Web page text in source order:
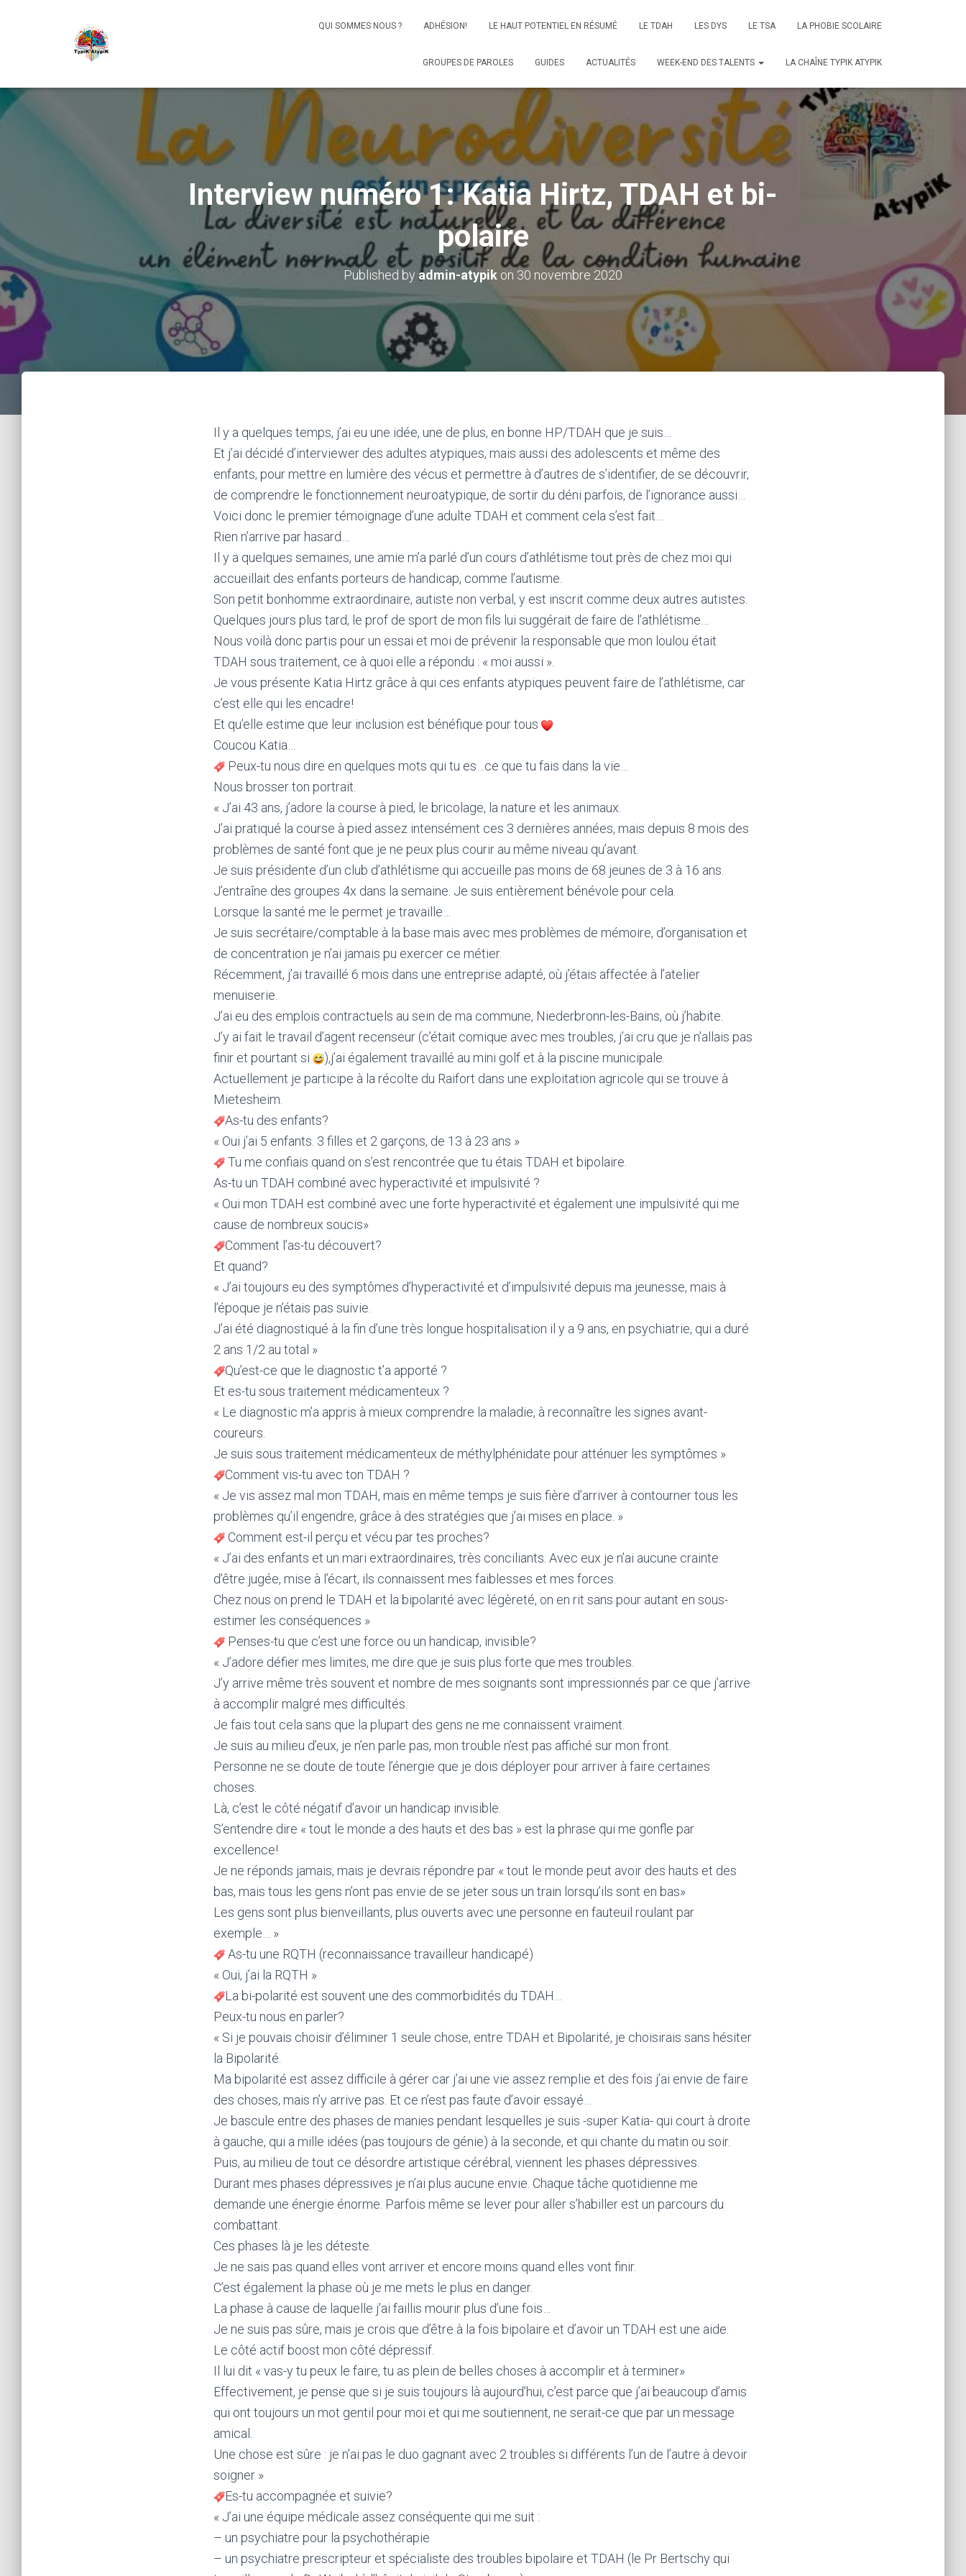
QUI SOMMES NOUS ? ADHÉSION! LE HAUT POTENTIEL EN RÉSUMÉ LE TDAH LES DYS LE TSA LA PHOBIE SCOLAIRE
GROUPES DE PAROLES GUIDES ACTUALITÉS WEEK-END DES TALENTS LA CHAÎNE TYPIK ATYPIK
Interview numéro 1: Katia Hirtz, TDAH et bi-
polaire
Published by admin-atypik on 30 novembre 2020
Il y a quelques temps, j’ai eu une idée, une de plus, en bonne HP/TDAH que je suis…
Et j’ai décidé d’interviewer des adultes atypiques, mais aussi des adolescents et même des
enfants, pour mettre en lumière des vécus et permettre à d’autres de s’identifier, de se découvrir,
de comprendre le fonctionnement neuroatypique, de sortir du déni parfois, de l’ignorance aussi…
Voici donc le premier témoignage d’une adulte TDAH et comment cela s’est fait…
Rien n’arrive par hasard…
Il y a quelques semaines, une amie m’a parlé d’un cours d’athlétisme tout près de chez moi qui
accueillait des enfants porteurs de handicap, comme l’autisme.
Son petit bonhomme extraordinaire, autiste non verbal, y est inscrit comme deux autres autistes.
Quelques jours plus tard, le prof de sport de mon fils lui suggérait de faire de l’athlétisme…
Nous voilà donc partis pour un essai et moi de prévenir la responsable que mon loulou était
TDAH sous traitement, ce à quoi elle a répondu : « moi aussi ».
Je vous présente Katia Hirtz grâce à qui ces enfants atypiques peuvent faire de l’athlétisme, car
c’est elle qui les encadre!
Et qu’elle estime que leur inclusion est bénéfique pour tous
Coucou Katia…
Peux-tu nous dire en quelques mots qui tu es…ce que tu fais dans la vie…
Nous brosser ton portrait.
« J’ai 43 ans, j’adore la course à pied, le bricolage, la nature et les animaux.
J’ai pratiqué la course à pied assez intensément ces 3 dernières années, mais depuis 8 mois des
problèmes de santé font que je ne peux plus courir au même niveau qu’avant.
Je suis présidente d’un club d’athlétisme qui accueille pas moins de 68 jeunes de 3 à 16 ans.
J’entraîne des groupes 4x dans la semaine. Je suis entièrement bénévole pour cela.
Lorsque la santé me le permet je travaille…
Je suis secrétaire/comptable à la base mais avec mes problèmes de mémoire, d’organisation et
de concentration je n’ai jamais pu exercer ce métier.
Récemment, j’ai travaillé 6 mois dans une entreprise adapté, où j’étais affectée à l’atelier
menuiserie.
J’ai eu des emplois contractuels au sein de ma commune, Niederbronn-les-Bains, où j’habite.
J’y ai fait le travail d’agent recenseur (c’était comique avec mes troubles, j’ai cru que je n’allais pas
finir et pourtant si
),j’ai également travaillé au mini golf et à la piscine municipale.
Actuellement je participe à la récolte du Raifort dans une exploitation agricole qui se trouve à
Mietesheim.
As-tu des enfants?
« Oui j’ai 5 enfants. 3 filles et 2 garçons, de 13 à 23 ans »
Tu me confiais quand on s’est rencontrée que tu étais TDAH et bipolaire.
As-tu un TDAH combiné avec hyperactivité et impulsivité ?
« Oui mon TDAH est combiné avec une forte hyperactivité et également une impulsivité qui me
cause de nombreux soucis»
Comment l’as-tu découvert?
Et quand?
« J’ai toujours eu des symptômes d’hyperactivité et d’impulsivité depuis ma jeunesse, mais à
l’époque je n’étais pas suivie.
J’ai été diagnostiqué à la fin d’une très longue hospitalisation il y a 9 ans, en psychiatrie, qui a duré
2 ans 1/2 au total »
Qu’est-ce que le diagnostic t’a apporté ?
Et es-tu sous traitement médicamenteux ?
« Le diagnostic m’a appris à mieux comprendre la maladie, à reconnaître les signes avant-
coureurs.
Je suis sous traitement médicamenteux de méthylphénidate pour atténuer les symptômes »
Comment vis-tu avec ton TDAH ?
« Je vis assez mal mon TDAH, mais en même temps je suis fière d’arriver à contourner tous les
problèmes qu’il engendre, grâce à des stratégies que j’ai mises en place. »
Comment est-il perçu et vécu par tes proches?
« J’ai des enfants et un mari extraordinaires, très conciliants. Avec eux je n’ai aucune crainte
d’être jugée, mise à l’écart, ils connaissent mes faiblesses et mes forces.
Chez nous on prend le TDAH et la bipolarité avec légèreté, on en rit sans pour autant en sous-
estimer les conséquences »
Penses-tu que c’est une force ou un handicap, invisible?
« J’adore défier mes limites, me dire que je suis plus forte que mes troubles.
J’y arrive même très souvent et nombre de mes soignants sont impressionnés par ce que j’arrive
à accomplir malgré mes difficultés.
Je fais tout cela sans que la plupart des gens ne me connaissent vraiment.
Je suis au milieu d’eux, je n’en parle pas, mon trouble n’est pas affiché sur mon front.
Personne ne se doute de toute l’énergie que je dois déployer pour arriver à faire certaines
choses.
Là, c’est le côté négatif d’avoir un handicap invisible.
S’entendre dire « tout le monde a des hauts et des bas » est la phrase qui me gonfle par
excellence!
Je ne réponds jamais, mais je devrais répondre par « tout le monde peut avoir des hauts et des
bas, mais tous les gens n’ont pas envie de se jeter sous un train lorsqu’ils sont en bas»
Les gens sont plus bienveillants, plus ouverts avec une personne en fauteuil roulant par
exemple… »
As-tu une RQTH (reconnaissance travailleur handicapé)
« Oui, j’ai la RQTH »
La bi-polarité est souvent une des commorbidités du TDAH…
Peux-tu nous en parler?
« Si je pouvais choisir d’éliminer 1 seule chose, entre TDAH et Bipolarité, je choisirais sans hésiter
la Bipolarité.
Ma bipolarité est assez difficile à gérer car j’ai une vie assez remplie et des fois j’ai envie de faire
des choses, mais n’y arrive pas. Et ce n’est pas faute d’avoir essayé…
Je bascule entre des phases de manies pendant lesquelles je suis -super Katia- qui court à droite
à gauche, qui a mille idées (pas toujours de génie) à la seconde, et qui chante du matin ou soir.
Puis, au milieu de tout ce désordre artistique cérébral, viennent les phases dépressives.
Durant mes phases dépressives je n’ai plus aucune envie. Chaque tâche quotidienne me
demande une énergie énorme. Parfois même se lever pour aller s’habiller est un parcours du
combattant.
Ces phases là je les déteste.
Je ne sais pas quand elles vont arriver et encore moins quand elles vont finir.
C’est également la phase où je me mets le plus en danger.
La phase à cause de laquelle j’ai faillis mourir plus d’une fois…
Je ne suis pas sûre, mais je crois que d’être à la fois bipolaire et d’avoir un TDAH est une aide.
Le côté actif boost mon côté dépressif.
Il lui dit « vas-y tu peux le faire, tu as plein de belles choses à accomplir et à terminer»
Effectivement, je pense que si je suis toujours là aujourd’hui, c’est parce que j’ai beaucoup d’amis
qui ont toujours un mot gentil pour moi et qui me soutiennent, ne serait-ce que par un message
amical.
Une chose est sûre : je n’ai pas le duo gagnant avec 2 troubles si différents l’un de l’autre à devoir
soigner »
Es-tu accompagnée et suivie?
« J’ai une équipe médicale assez conséquente qui me suit :
– un psychiatre pour la psychothérapie
– un psychiatre prescripteur et spécialiste des troubles bipolaire et TDAH (le Pr Bertschy qui